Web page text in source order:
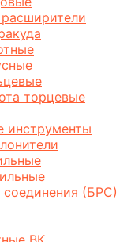
торцевые
инструменты
(БРС)